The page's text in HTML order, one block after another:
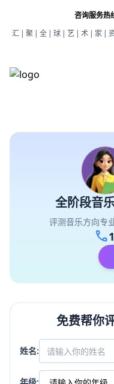
咨询服务热
汇|聚|全|球|艺|术|家|
全阶段音
评测音乐方向专
call
免费帮你
姓名: